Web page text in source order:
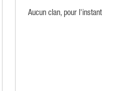
Aucun clan, pour l'instant